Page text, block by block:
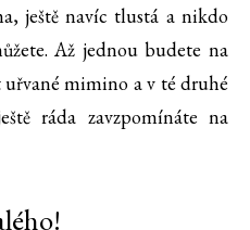
ještě navíc tlustá a nikdo
Až jednou budete na
mimino a v té druhé
ráda zavzpomínáte na